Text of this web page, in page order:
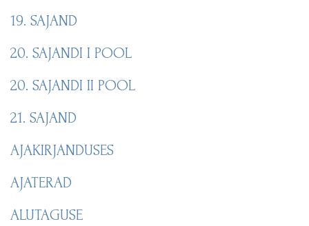
19. SAJAND
20. SAJANDI I POOL
20. SAJANDI II POOL
21. SAJAND
AJAKIRJANDUSES
AJATERAD
ALUTAGUSE